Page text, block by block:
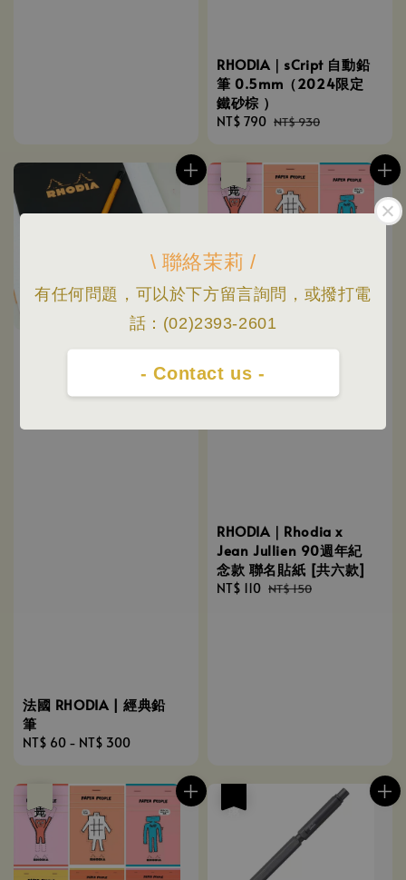
\ 聯絡茉莉 /
有任何問題，可以於下方留言詢問，或撥打電
話：(02)2393-2601
- Contact us -
RHODIA｜sCript 自動鉛
筆 0.5mm（2024限定
鐵砂棕 ）
Sale
NT$ 790 Regular
NT$ 930
法國 RHODIA | 經典鉛
筆
Regular
NT$ 60 - NT$ 300
RHODIA｜Rhodia x
Jean Jullien 90週年紀
念款 聯名貼紙 [共六款]
Sale
NT$ 110 Regular
NT$ 150